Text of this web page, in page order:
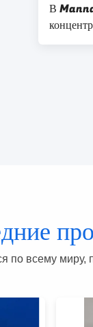
Β
по всему миру,